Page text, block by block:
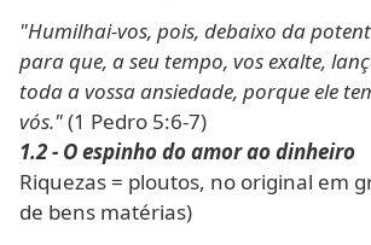
"Humilhai-vos, pois, debaixo da
para que, a seu tempo, vos exalte,
toda a vossa ansiedade, porque ele
vós."(1 Pedro 5:6-7)
1.2 - O espinho do amor ao dinheiro
Riquezas = ploutos, no original em
de bens matérias)